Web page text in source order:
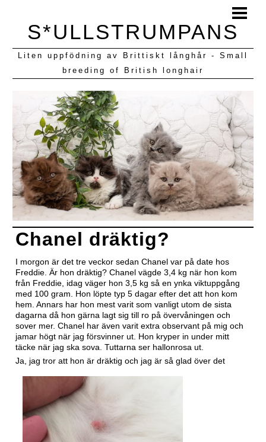
BLOGG
KULLAR VI HAFT
S*ULLSTRUMPANS
Liten uppfödning av Brittiskt långhår - Small
breeding of British longhair
Chanel dräktig?
I morgon är det tre veckor sedan Chanel var på date hos
Freddie. Är hon dräktig? Chanel vägde 3,4 kg när hon kom
från Freddie, idag väger hon 3,5 kg så en ynka viktuppgång
med 100 gram. Hon löpte typ 5 dagar efter det att hon kom
hem. Annars har hon mest varit som vanligt utom de sista
dagarna då hon gärna lagt sig till ro på övervåningen och
sover mer. Chanel har även varit extra observant på mig och
jamar högt när jag försvinner ut. Hon kryper in under mitt
täcke när jag ska sova. Tuttarna ser hallonrosa ut.
Ja, jag tror att hon är dräktig och jag är så glad över det